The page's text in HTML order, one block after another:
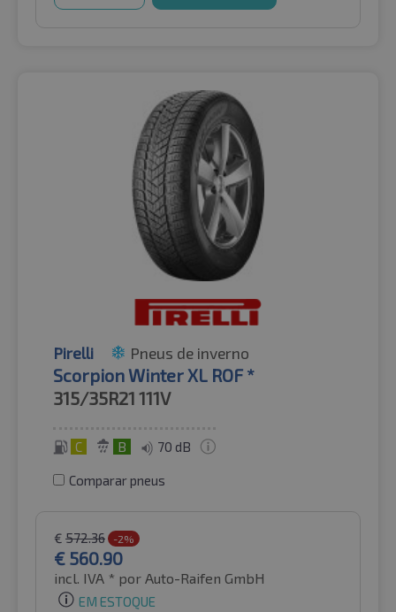
Pirelli Pneus de inverno
Scorpion Winter XL ROF *
315/35R21 111V
C B 70 dB
Comparar pneus
€ 572.36 -2%
€ 560.90
incl. IVA * por Auto-Raifen GmbH
EM ESTOQUE